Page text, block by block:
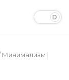
Минимализм |